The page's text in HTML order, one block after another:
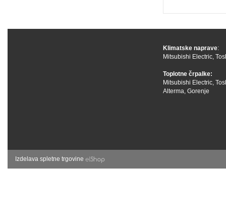
Klimatske naprave:
Mitsubishi Electric,
Toplotne črpalke:
Mitsubishi Electric,
Alterma, Gorenje
Izdelava spletne trgovine